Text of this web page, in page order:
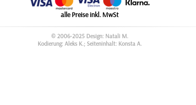
alle Preise inkl. MwSt
© 2006-2025 Design: Natali M.
Kodierung: Aleks K.; Seiteninhalt: Konsta A.